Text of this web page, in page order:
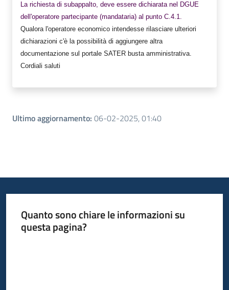
La richiesta di subappalto, deve essere dichiarata nel DGUE
dell'operatore partecipante (mandataria) al punto C.4.1.
Qualora l'operatore economico intendesse rilasciare ulteriori
dichiarazioni c'è la possibilità di aggiungere altra
documentazione sul portale SATER busta amministrativa.
Cordiali saluti
Ultimo aggiornamento: 06-02-2025, 01:40
Quanto sono chiare le informazioni su
questa pagina?